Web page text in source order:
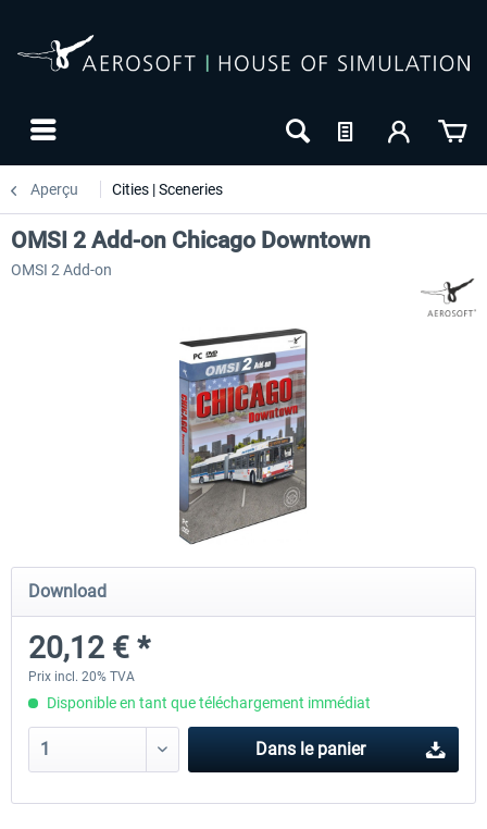
Aperçu Cities | Sceneries
OMSI 2 Add-on Thüringer Wald
30,24 € *
OMSI 2 Add-on Berlin Line
OMSI 2 Add-on Chicago Downtown
OMSI 2 Add-on
Download
20,12 € *
Prix incl. 20% TVA
Disponible en tant que téléchargement immédiat
Dans le panier